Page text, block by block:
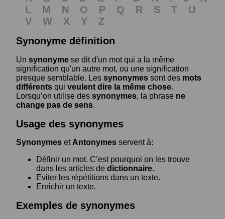
L
M N O P Q R S T
U
V
W X Y
Z
Synonyme définition
Un synonyme se dit d'un mot qui a la même
signification qu'un autre mot, ou une signification
presque semblable. Les synonymes sont des mots
différents qui veulent dire la même chose.
Lorsqu’on utilise des synonymes, la phrase ne
change pas de sens.
Usage des synonymes
Synonymes et Antonymes servent à:
Définir un mot. C’est pourquoi on les trouve
dans les articles de dictionnaire.
Eviter les répétitions dans un texte.
Enrichir un texte.
Exemples de synonymes